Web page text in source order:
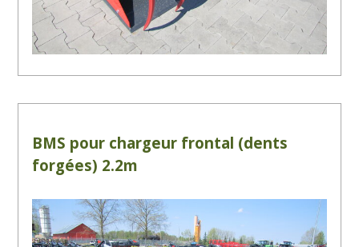
BMS pour chargeur frontal (dents
forgées) 2.2m